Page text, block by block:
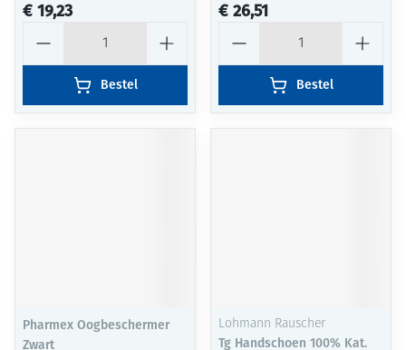
€ 19,23
Bestel
€ 26,51
Bestel
Pharmex Oogbeschermer
Zwart
Lohmann Rauscher
Tg Handschoen 100% Kat.